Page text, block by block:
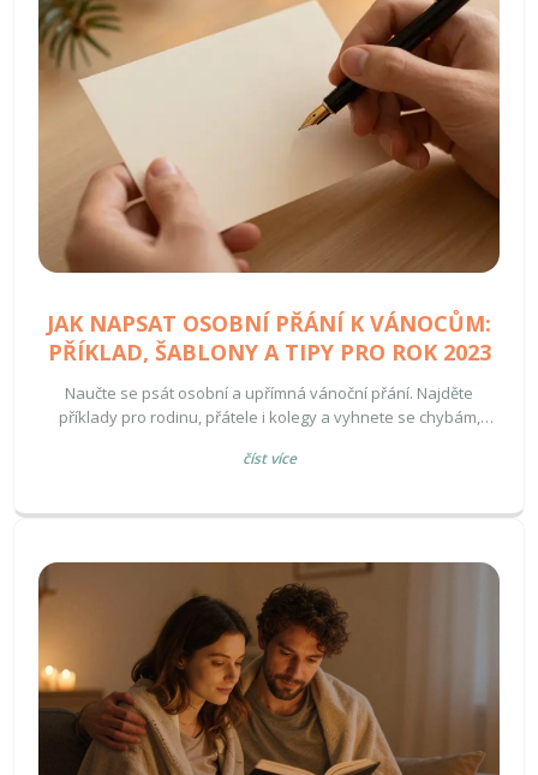
JAK NAPSAT OSOBNÍ PŘÁNÍ K VÁNOCŮM:
PŘÍKLAD, ŠABLONY A TIPY PRO ROK 2023
Naučte se psát osobní a upřímná vánoční přání. Najděte
příklady pro rodinu, přátele i kolegy a vyhnete se chybám,
číst více